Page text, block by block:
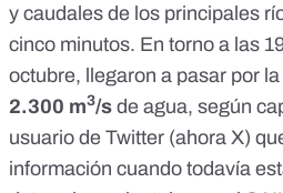
y caudales de los principales
cinco minutos. En torno a las
octubre, llegaron a pasar por
2.300 m3/s de agua, según
usuario de Twitter (ahora X)
información cuando todavía